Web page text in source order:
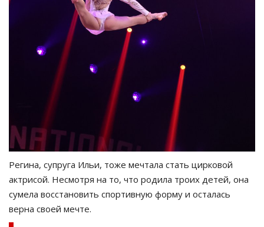
Регина, супруга Ильи, тоже мечтала стать цирковой
актрисой. Несмотря на то, что родила троих детей, она
сумела восстановить спортивную форму и осталась
верна своей мечте.